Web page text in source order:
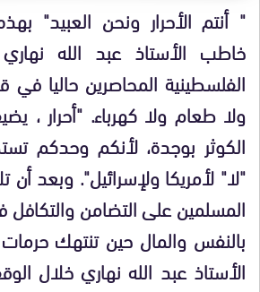
" أنتم الأحرار ونحن العبيد"
خاطب الأستاذ عبد الله
الفلسطينية المحاصرين حاليا
ولا طعام ولا كهرباء. "أحرار
الكوثر بوجدة، لأنكم وحدكم
"لا" لأمريكا ولإسرائيل". وبعد أن
المسلمين على التضامن والتكافل
بالنفس والمال حين تنتهك
الأستاذ عبد الله نهاري خلال